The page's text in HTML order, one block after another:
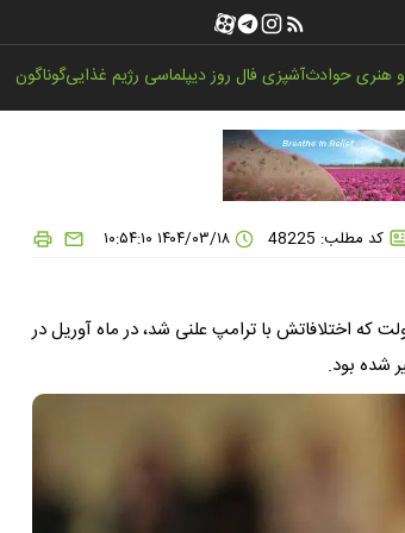
هنریحوادثآشپزیفال روزدیپلماسی رژیم غذاییگوناگون
کد مطلب: 48225 ۱۴۰۴/۰۳/۱۸ ۱۰:۵۴:۱۰
که اختلافاتش با ترامپ علنی شد، در ماه آوریل در
شده بود.